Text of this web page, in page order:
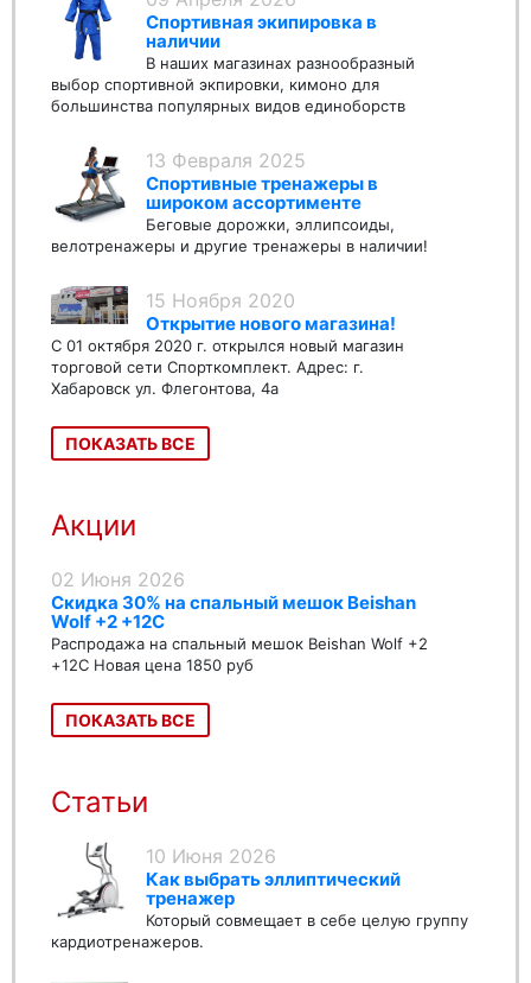
Спортивная экипировка в
наличии
В наших магазинах разнообразный
выбор спортивной экпировки, кимоно для
большинства популярных видов единоборств
13 Февраля 2025
Спортивные тренажеры в
широком ассортименте
Беговые дорожки, эллипсоиды,
велотренажеры и другие тренажеры в наличии!
15 Ноября 2020
Открытие нового магазина!
С 01 октября 2020 г. открылся новый магазин
торговой сети Спорткомплект. Адрес: г.
Хабаровск ул. Флегонтова, 4а
ПОКАЗАТЬ ВСЕ
Акции
02 Июня 2026
Скидка 30% на спальный мешок Beishan
Wolf +2 +12C
Распродажа на спальный мешок Beishan Wolf +2
+12C Новая цена 1850 руб
ПОКАЗАТЬ ВСЕ
Статьи
10 Июня 2026
Как выбрать эллиптический
тренажер
Который совмещает в себе целую группу
кардиотренажеров.